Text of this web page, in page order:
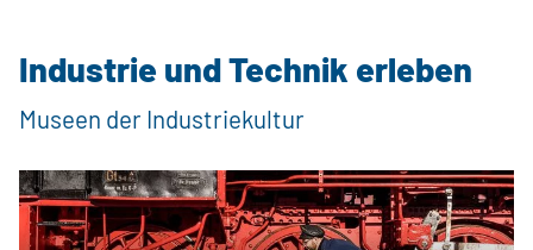
Industrie und Technik erleben
Museen der Industriekultur